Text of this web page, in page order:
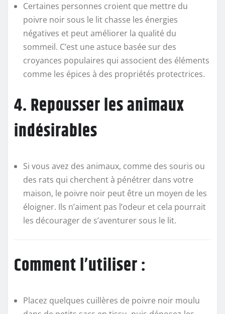
Certaines personnes croient que mettre du
poivre noir sous le lit chasse les énergies
négatives et peut améliorer la qualité du
sommeil. C’est une astuce basée sur des
croyances populaires qui associent des éléments
comme les épices à des propriétés protectrices.
4. Repousser les animaux
indésirables
Si vous avez des animaux, comme des souris ou
des rats qui cherchent à pénétrer dans votre
maison, le poivre noir peut être un moyen de les
éloigner. Ils n’aiment pas l’odeur et cela pourrait
les décourager de s’aventurer sous le lit.
Comment l’utiliser :
Placez quelques cuillères de poivre noir moulu